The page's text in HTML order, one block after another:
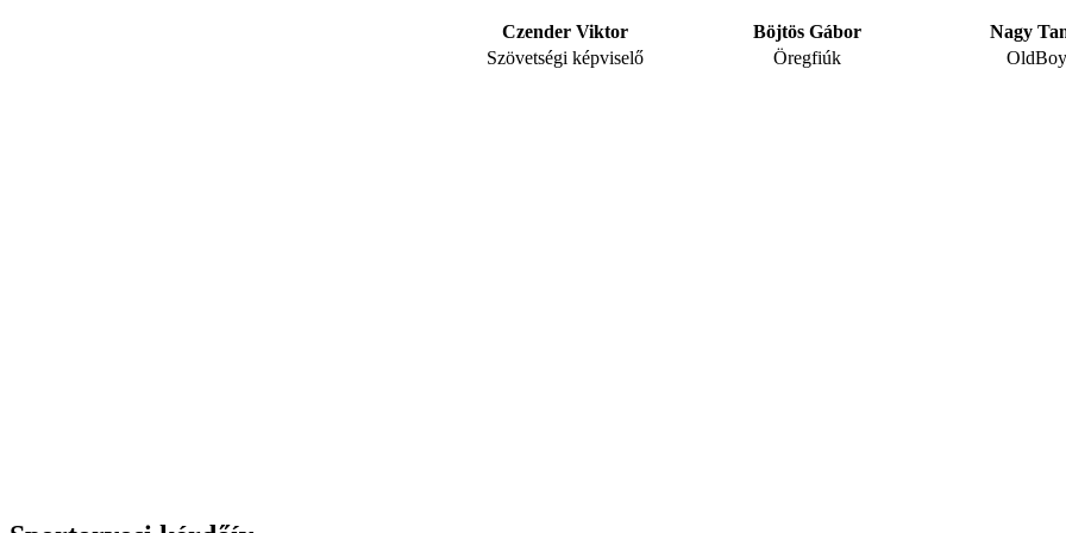
Czender Viktor Böjtös Gábor
Nagy
Szövetségi képviselő
Öregfiúk